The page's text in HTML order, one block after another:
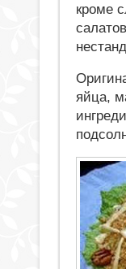
кроме
яйца,